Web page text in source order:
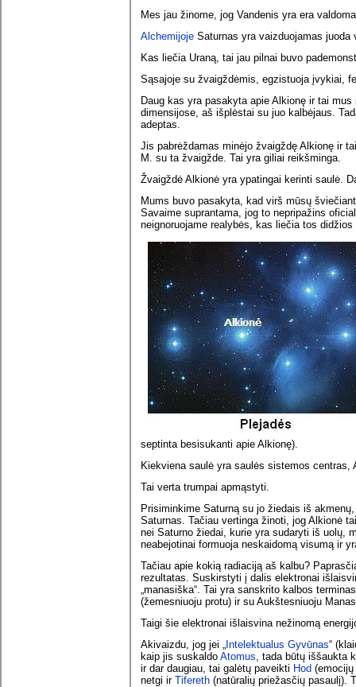
Mes jau žinome, jog Vandenis yra era
Alchemijoje Saturnas yra vaizduojamas
Kas liečia Uraną, tai jau pilnai buvo
Sąsajoje su žvaigždėmis, egzistuoja įvykiai,
Daug kas yra pasakyta apie Alkionę ir tai
dimensijose, aš išplėstai su juo kalbėjaus.
adeptas.
Jis pabrėždamas minėjo žvaigždę Alkionę ir
M. su ta žvaigžde. Tai yra giliai reikšminga.
Žvaigždė Alkionė yra ypatingai kerinti saulė.
Mums buvo pasakyta, kad virš mūsų
Savaime suprantama, jog to nepripažins
neignoruojame realybės, kas liečia tos
septinta besisukanti apie Alkionę).
Kiekviena saulė yra saulės sistemos
Tai verta trumpai apmąstyti.
Prisiminkime Saturną su jo žiedais iš
Saturnas. Tačiau vertinga žinoti, jog Alkionė
nei Saturno žiedai, kurie yra sudaryti iš uolų,
neabejotinai formuoja neskaidomą visumą ir
Tačiau apie kokią radiaciją aš kalbu?
rezultatas. Suskirstyti į dalis elektronai
„manasiška“. Tai yra sanskrito kalbos
(žemesniuoju protu) ir su Aukštesniuoju
Taigi šie elektronai išlaisvina nežinomą
Akivaizdu, jog jei „ Intelektualus Gyvūnas“
kaip jis suskaldo Atomus, tada būtų iššaukta
ir dar daugiau, tai galėtų paveikti Hod
netgi ir Tifereth (natūralių priežasčių pasaulį).